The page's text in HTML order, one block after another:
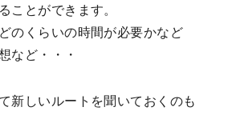
ことができます。
のくらいの時間が必要かなど
など・・・
新しいルートを聞いておくのも